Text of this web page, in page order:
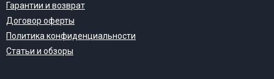
Гарантии и возврат
Договор оферты
Политика конфиденциальности
Статьи и обзоры